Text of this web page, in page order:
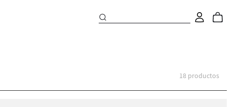
18 productos